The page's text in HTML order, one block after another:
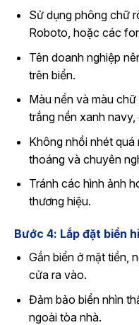
Sử dụng phông chữ
Roboto, hoặc các
Tên doanh nghiệp
trên biển.
Màu nền và màu
trắng nền xanh
Không nhồi nhét
thoáng và chuyên
Tránh các hình ảnh
thương hiệu.
Bước 4: Lắp đặt biển
Gắn biển ở mặt tiền,
cửa ra vào.
Đảm bảo biển nhìn
ngoài tòa nhà.